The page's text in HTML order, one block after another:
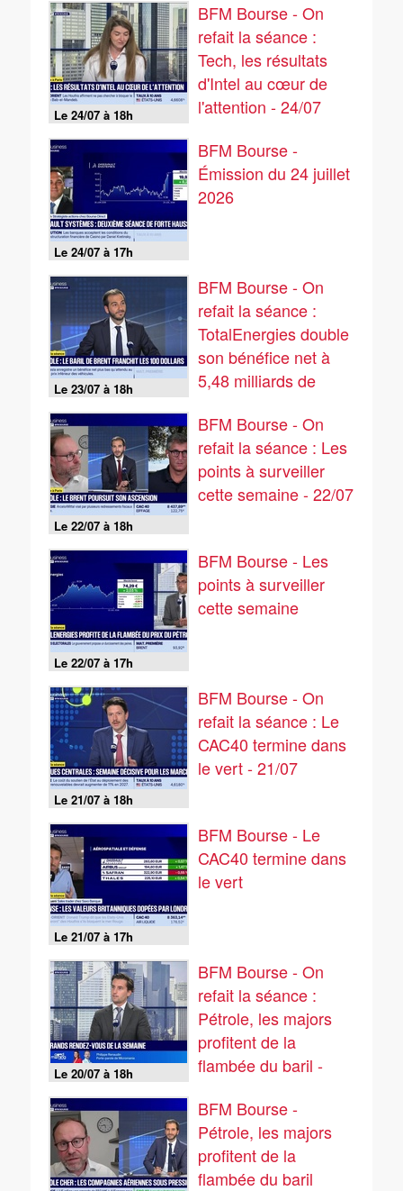
Le 24/07 à 18h
BFM Bourse - On
refait la séance :
Tech, les résultats
d'Intel au cœur de
l'attention - 24/07
Le 24/07 à 17h
BFM Bourse -
Émission du 24 juillet
2026
Le 23/07 à 18h
BFM Bourse - On
refait la séance :
TotalEnergies double
son bénéfice net à
5,48 milliards de
Le 22/07 à 18h
BFM Bourse - On
refait la séance : Les
points à surveiller
cette semaine - 22/07
Le 22/07 à 17h
BFM Bourse - Les
points à surveiller
cette semaine
Le 21/07 à 18h
BFM Bourse - On
refait la séance : Le
CAC40 termine dans
le vert - 21/07
Le 21/07 à 17h
BFM Bourse - Le
CAC40 termine dans
le vert
Le 20/07 à 18h
BFM Bourse - On
refait la séance :
Pétrole, les majors
profitent de la
flambée du baril -
BFM Bourse -
Pétrole, les majors
profitent de la
flambée du baril